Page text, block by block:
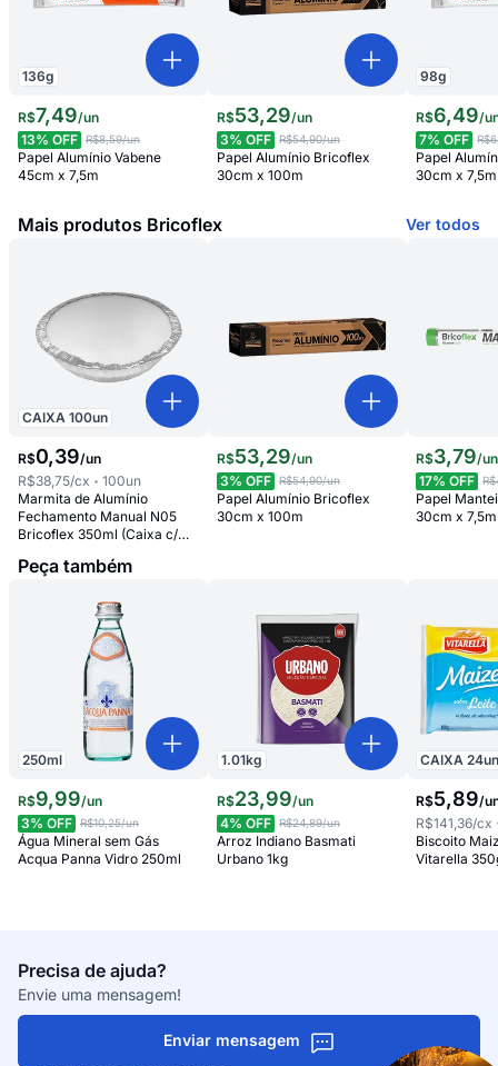
136g
R$7,49/un
13% OFF R$8,59/un
Papel Alumínio Vabene
45cm x 7,5m
R$53,29/un
3% OFF R$54,90/un
Papel Alumínio Bricoflex
30cm x 100m
98g
R$6,49/
7% OFF
Papel
30cm x 7,5m
Mais produtos Bricoflex Ver todos
CAIXA 100un
R$0,39/un
R$38,75/cx 100un
Marmita de Alumínio
Fechamento Manual N05
Bricoflex 350ml (Caixa c/
R$53,29/un
3% OFF R$54,90/un
Papel Alumínio Bricoflex
30cm x 100m
R$3,79/un
17% OFF
Papel
30cm x 7,5m
Peça também
250ml
R$9,99/un
3% OFF R$10,25/un
Água Mineral sem Gás
Acqua Panna Vidro 250ml
1.01kg
R$23,99/un
4% OFF R$24,89/un
Arroz Indiano Basmati
Urbano 1kg
CAIXA24
R$5,89/
R$141,36/cx
Biscoito
Vitarella
Precisa de ajuda?
Envie uma mensagem!
Enviar mensagem